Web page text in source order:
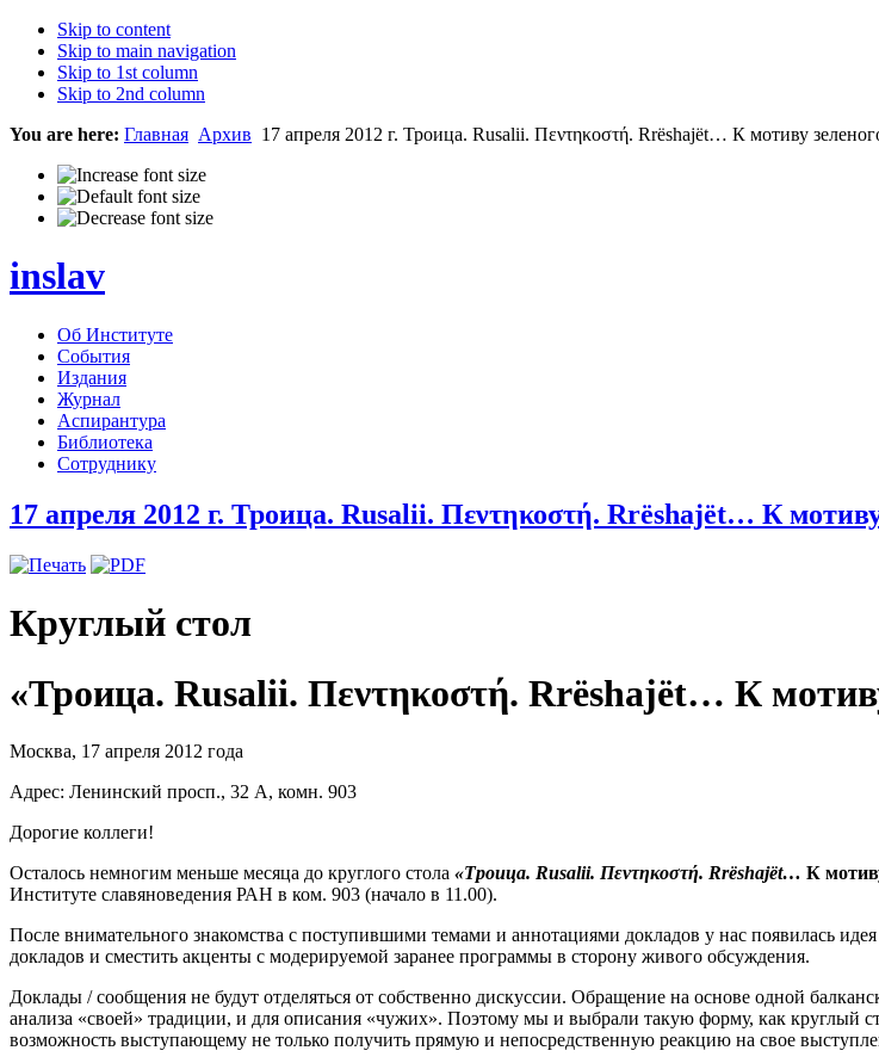
Skip to content
Skip to main navigation
Skip to 1st column
Skip to 2nd column
You are here: Главная Архив 17 апреля 2012 г. Троица. Rusalii. Πεντηκοστή. Rrëshajët… К мотиву
inslav
Об Институте
События
Издания
Журнал
Аспирантура
Библиотека
Сотруднику
17 апреля 2012 г. Троица. Rusalii. Πεντηκοστή. Rrëshajët… К
Круглый стол
«Троица. Rusalii. Πεντηκοστή. Rrëshajët… К
Москва, 17 апреля 2012 года
Адрес: Ленинский просп., 32 А, комн. 903
Дорогие коллеги!
Осталось немногим меньше месяца до круглого стола «Троица. Rusalii. Πεντηκοστή. Rrëshajët… К
Институте славяноведения РАН в ком. 903 (начало в 11.00).
После внимательного знакомства с поступившими темами и аннотациями докладов у нас появилась
докладов и сместить акценты с модерируемой заранее программы в сторону живого обсуждения.
Доклады / сообщения не будут отделяться от собственно дискуссии. Обращение на основе одной
анализа «своей» традиции, и для описания «чужих». Поэтому мы и выбрали такую форму, как круглый
возможность выступающему не только получить прямую и непосредственную реакцию на свое